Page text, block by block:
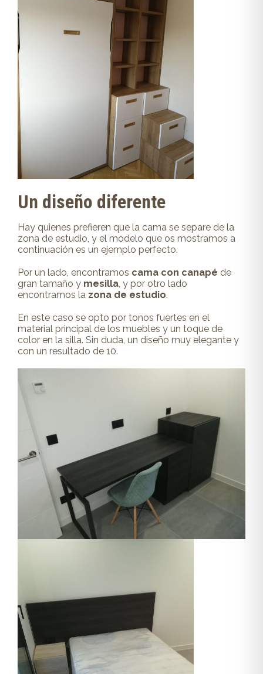
Un diseño diferente
Hay quienes prefieren que la cama se separe de la
zona de estudio, y el modelo que os mostramos a
continuación es un ejemplo perfecto.
Por un lado, encontramos cama con canapé de
gran tamaño y mesilla, y por otro lado
encontramos la zona de estudio.
En este caso se opto por tonos fuertes en el
material principal de los muebles y un toque de
color en la silla. Sin duda, un diseño muy elegante y
con un resultado de 10.